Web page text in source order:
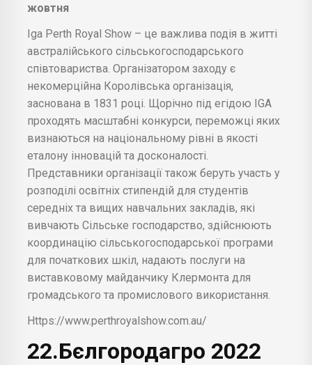
жовтня
Iga Perth Royal Show – це важлива подія в житті
австралійського сільськогосподарського
співтовариства. Організатором заходу є
некомерційна Королівська організація,
заснована в 1831 році. Щорічно під егідою IGA
проходять масштабні конкурси, переможці яких
визнаються на національному рівні в якості
еталону інновацій та досконалості.
Представники організації також беруть участь у
розподілі освітніх стипендій для студентів
середніх та вищих навчальних закладів, які
вивчають Сільське господарство, здійснюють
координацію сільськогосподарської програми
для початкових шкіл, надають послуги на
виставковому майданчику Клермонта для
громадського та промислового використання.
Https://www.perthroyalshow.com.au/
22.Бєлгородагро 2022